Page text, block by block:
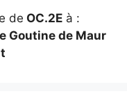
de OC.2E à :
Goutine de Maur